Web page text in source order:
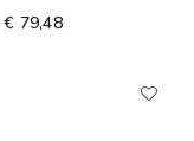
€ 79,48